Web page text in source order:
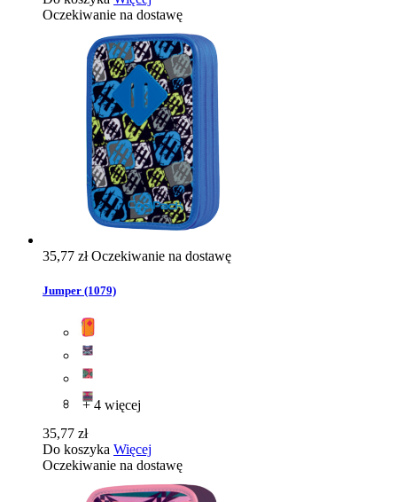
Oczekiwanie na dostawę
35,77 złOczekiwanie na dostawę
Jumper (1079)
+ 4 więcej
35,77 zł
Do koszyka Więcej
Oczekiwanie na dostawę